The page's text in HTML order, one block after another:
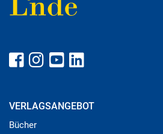
VERLAGSANGEBOT
Bücher